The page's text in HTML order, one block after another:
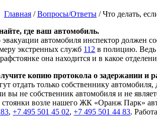
Главная /Вопросы/Ответы /Что делать,
где ваш автомобиль.
автомобиля инспектор должен
экстренных служб 112 в полицию. Ведь
она находится и в какое
копию протокола о задержании и
отдать только собственнику
вы не собственник автомобиля и не
возле нашего ЖК «Оранж Парк»
,+7 495 501 45 02,+7 495 501 44 83.